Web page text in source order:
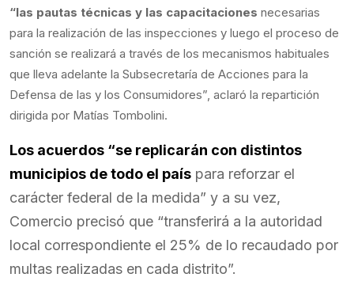
“las pautas técnicas y las capacitaciones necesarias
para la realización de las inspecciones y luego el proceso de
sanción se realizará a través de los mecanismos habituales
que lleva adelante la Subsecretaría de Acciones para la
Defensa de las y los Consumidores”, aclaró la repartición
dirigida por Matías Tombolini.
Los acuerdos “se replicarán con distintos
municipios de todo el país para reforzar el
carácter federal de la medida” y a su vez,
Comercio precisó que “transferirá a la autoridad
local correspondiente el 25% de lo recaudado por
multas realizadas en cada distrito”.